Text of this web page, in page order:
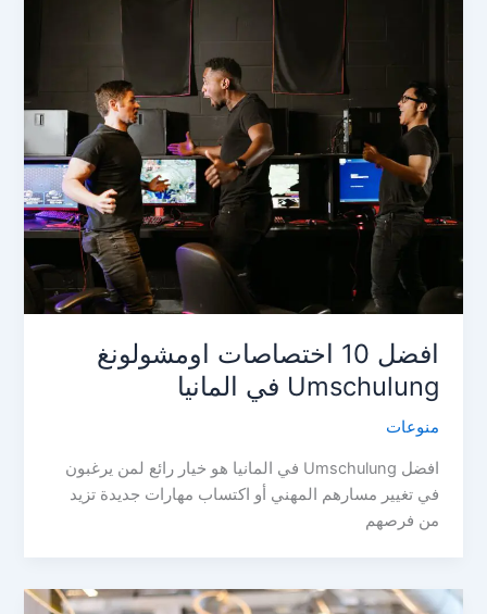
افضل 10 اختصاصات اومشولونغ
Umschulung في المانيا
منوعات
افضل Umschulung في المانيا هو خيار رائع لمن يرغبون
في تغيير مسارهم المهني أو اكتساب مهارات جديدة تزيد
من فرصهم